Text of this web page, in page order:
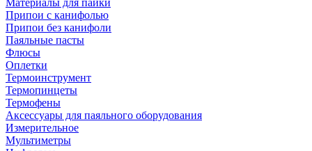
Материалы для пайки
Припои с канифолью
Припои без канифоли
Паяльные пасты
Флюсы
Оплетки
Термоинструмент
Термопинцеты
Термофены
Аксессуары для паяльного оборудования
Измерительное
Мультиметры